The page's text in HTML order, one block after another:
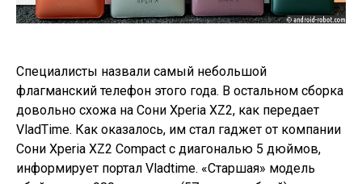
Специалисты назвали самый небольшой
флагманский телефон этого года. В остальном сборка
довольно схожа на Сони Xperia XZ2, как передает
VladTime. Как оказалось, им стал гаджет от компании
Сони Xperia XZ2 Compact с диагональю 5 дюймов,
информирует портал Vladtime. «Старшая» модель